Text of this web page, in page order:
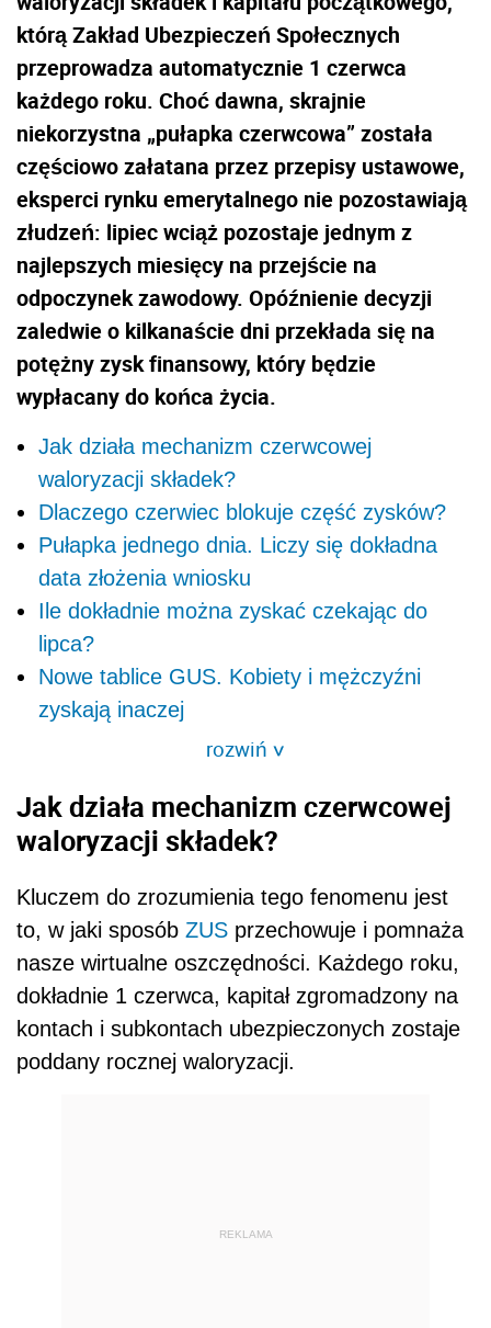
którą Zakład Ubezpieczeń Społecznych
przeprowadza automatycznie 1 czerwca
każdego roku. Choć dawna, skrajnie
niekorzystna „pułapka czerwcowa” została
częściowo załatana przez przepisy ustawowe,
eksperci rynku emerytalnego nie pozostawiają
złudzeń: lipiec wciąż pozostaje jednym z
najlepszych miesięcy na przejście na
odpoczynek zawodowy. Opóźnienie decyzji
zaledwie o kilkanaście dni przekłada się na
potężny zysk finansowy, który będzie
wypłacany do końca życia.
Jak działa mechanizm czerwcowej
waloryzacji składek?
Dlaczego czerwiec blokuje część zysków?
Pułapka jednego dnia. Liczy się dokładna
data złożenia wniosku
Ile dokładnie można zyskać czekając do
lipca?
Nowe tablice GUS. Kobiety i mężczyźni
zyskają inaczej
rozwiń>
Jak działa mechanizm czerwcowej
waloryzacji składek?
Kluczem do zrozumienia tego fenomenu jest
to, w jaki sposób ZUS przechowuje i pomnaża
nasze wirtualne oszczędności. Każdego roku,
dokładnie 1 czerwca, kapitał zgromadzony na
kontach i subkontach ubezpieczonych zostaje
poddany rocznej waloryzacji.
REKLAMA